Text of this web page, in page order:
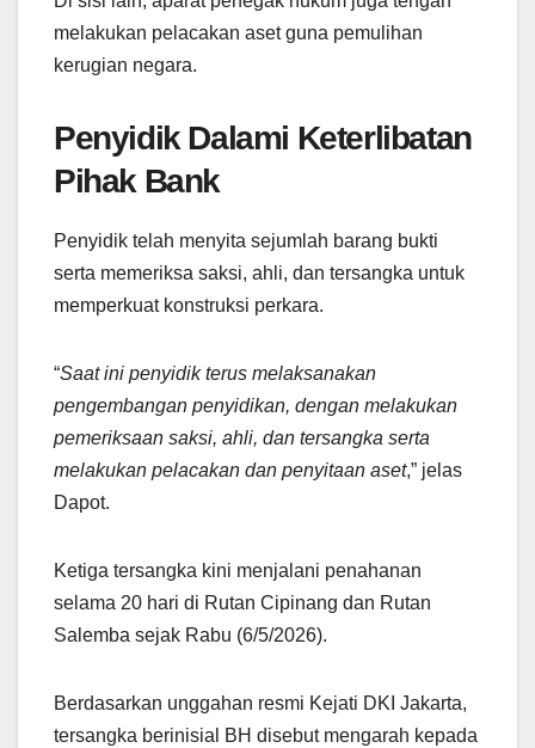
melakukan pelacakan aset guna pemulihan
kerugian negara.
Penyidik Dalami Keterlibatan
Pihak Bank
Penyidik telah menyita sejumlah barang bukti
serta memeriksa saksi, ahli, dan tersangka untuk
memperkuat konstruksi perkara.
“Saat ini penyidik terus melaksanakan
pengembangan penyidikan, dengan melakukan
pemeriksaan saksi, ahli, dan tersangka serta
melakukan pelacakan dan penyitaan aset,” jelas
Dapot.
Ketiga tersangka kini menjalani penahanan
selama 20 hari di Rutan Cipinang dan Rutan
Salemba sejak Rabu (6/5/2026).
Berdasarkan unggahan resmi Kejati DKI Jakarta,
tersangka berinisial BH disebut mengarah kepada